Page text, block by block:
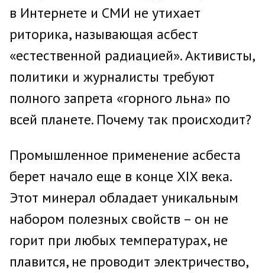
в Интернете и СМИ не утихает
риторика, называющая асбест
«естественной радиацией». Активисты,
политики и журналисты требуют
полного запрета «горного льна» по
всей планете. Почему так происходит?
Промышленное применение асбеста
берет начало еще в конце XIX века.
Этот минерал обладает уникальным
набором полезных свойств – он не
горит при любых температурах, не
плавится, не проводит электричество,